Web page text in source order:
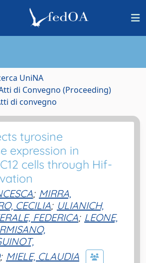
UniNA
di Convegno (Proceeding)
di convegno
tyrosine
expression in
cells through Hif-
; MIRRA,
CECILIA; ULIANICH,
FEDERICA; LEONE,
; MIELE, CLAUDIA